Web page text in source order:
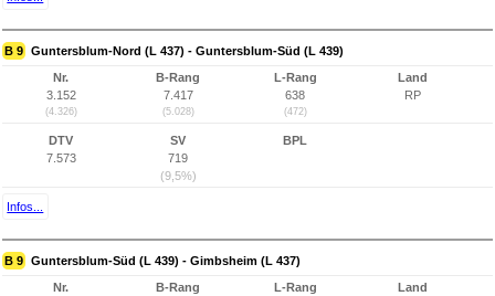
B 9 Guntersblum-Nord (L 437) - Guntersblum-Süd (L 439)
Nr.
3.152
(4.326)
B-Rang
7.417
(5.028)
L-Rang
638
(472)
Land
RP
DTV
7.573
SV
719
(9,5%)
BPL
Infos...
B 9 Guntersblum-Süd (L 439) - Gimbsheim (L 437)
Nr.
B-Rang
L-Rang
Land